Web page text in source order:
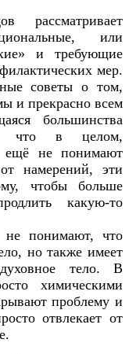
рассматривает
или
и требующие
мер.
советы о том,
и прекрасно всем
большинства
что в целом,
ещё не понимают
намерений, эти
чтобы больше
какую-то
не понимают, что
но также имеет
тело. В
химическими
проблему и
отвлекает от